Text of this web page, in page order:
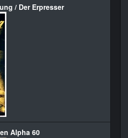
/ Der Erpresser
Alpha 60